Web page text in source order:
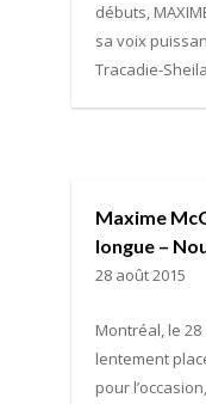
débuts,
sa voix
Tracadie-
Maxime
longue –
28 août 2015
Montréal, le
lentement
pour